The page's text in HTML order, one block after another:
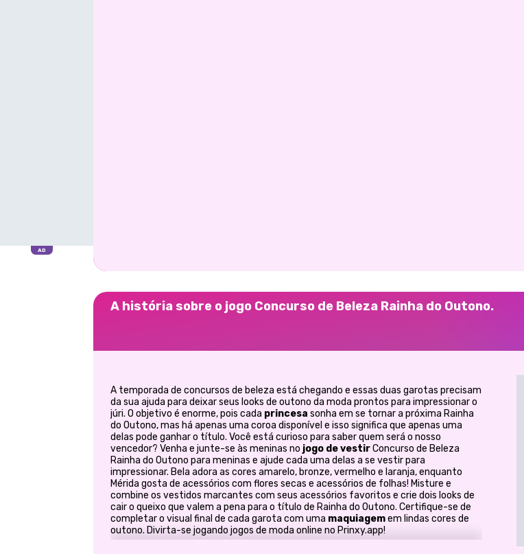
A história sobre o jogo Concurso de Beleza Rainha do Outono.
A temporada de concursos de beleza está chegando e essas duas garotas precisam
da sua ajuda para deixar seus looks de outono da moda prontos para impressionar o
júri. O objetivo é enorme, pois cada princesa sonha em se tornar a próxima Rainha
do Outono, mas há apenas uma coroa disponível e isso significa que apenas uma
delas pode ganhar o título. Você está curioso para saber quem será o nosso
vencedor? Venha e junte-se às meninas no jogo de vestirConcurso de Beleza
Rainha do Outono para meninas e ajude cada uma delas a se vestir para
impressionar. Bela adora as cores amarelo, bronze, vermelho e laranja, enquanto
Mérida gosta de acessórios com flores secas e acessórios de folhas! Misture e
combine os vestidos marcantes com seus acessórios favoritos e crie dois looks de
cair o queixo que valem a pena para o título de Rainha do Outono. Certifique-se de
completar o visual final de cada garota com uma maquiagemem lindas cores de
outono. Divirta-se jogando jogos de moda online no Prinxy.app!